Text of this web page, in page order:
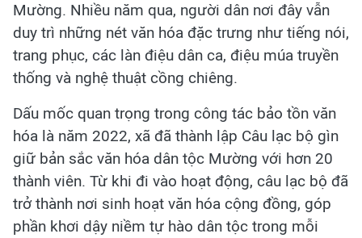
Mường. Nhiều năm qua, người dân nơi đây vẫn
duy trì những nét văn hóa đặc trưng như tiếng nói,
trang phục, các làn điệu dân ca, điệu múa truyền
thống và nghệ thuật cồng chiêng.
Dấu mốc quan trọng trong công tác bảo tồn văn
hóa là năm 2022, xã đã thành lập Câu lạc bộ gìn
giữ bản sắc văn hóa dân tộc Mường với hơn 20
thành viên. Từ khi đi vào hoạt động, câu lạc bộ đã
trở thành nơi sinh hoạt văn hóa cộng đồng, góp
phần khơi dậy niềm tự hào dân tộc trong mỗi